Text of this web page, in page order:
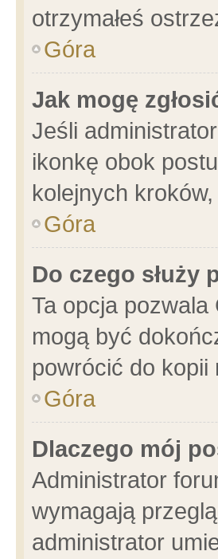
otrzymałeś
Góra
Jak mogę
Jeśli
ikonkę obok
kolejnych
Góra
Do czego służy
Ta opcja
mogą być
powrócić do
Góra
Dlaczego mój
Administrator
wymagają
administrator